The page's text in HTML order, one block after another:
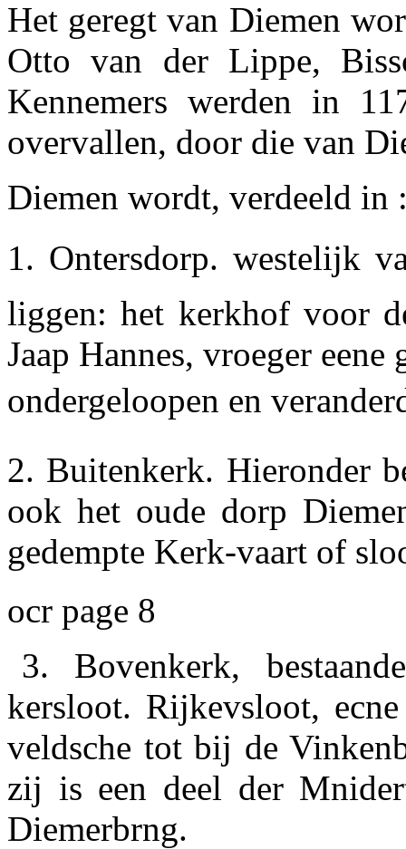
Het geregt van Diemen
Otto van der Lippe,
Kennemers werden in
overvallen, door die van
Diemen wordt, verdeeld in
1. Ontersdorp. westelijk
liggen: het kerkhof voor
Jaap Hannes, vroeger
ondergeloopen en
2. Buitenkerk. Hieronder
ook het oude dorp
gedempte Kerk-vaart of
ocr page 8
3. Bovenkerk,
kersloot. Rijkevsloot,
veldsche tot bij de
zij is een deel der
Diemerbrng.